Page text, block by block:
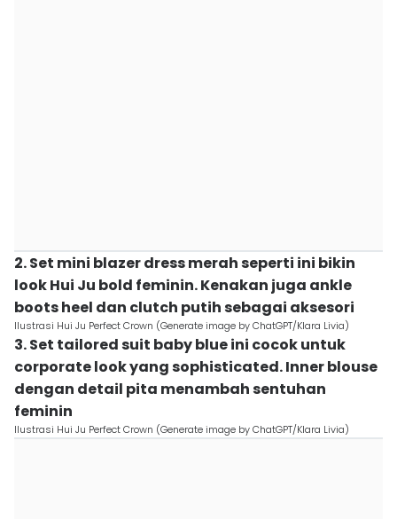
2. Set mini blazer dress merah seperti ini bikin
look Hui Ju bold feminin. Kenakan juga ankle
boots heel dan clutch putih sebagai aksesori
Ilustrasi Hui Ju Perfect Crown (Generate image by ChatGPT/Klara Livia)
3. Set tailored suit baby blue ini cocok untuk
corporate look yang sophisticated. Inner blouse
dengan detail pita menambah sentuhan
feminin
Ilustrasi Hui Ju Perfect Crown (Generate image by ChatGPT/Klara Livia)